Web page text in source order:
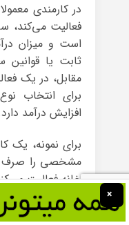
در کارمندی
فعالیت می‌کند،
است و میزان
ثابت یا
مقابل، در یک
برای انتخاب
افزایش درآمد
برای نمونه، یک
مشخصی را صرف
خانه فعالیت
یادگیری مهارت
کسب‌وکار خود
×